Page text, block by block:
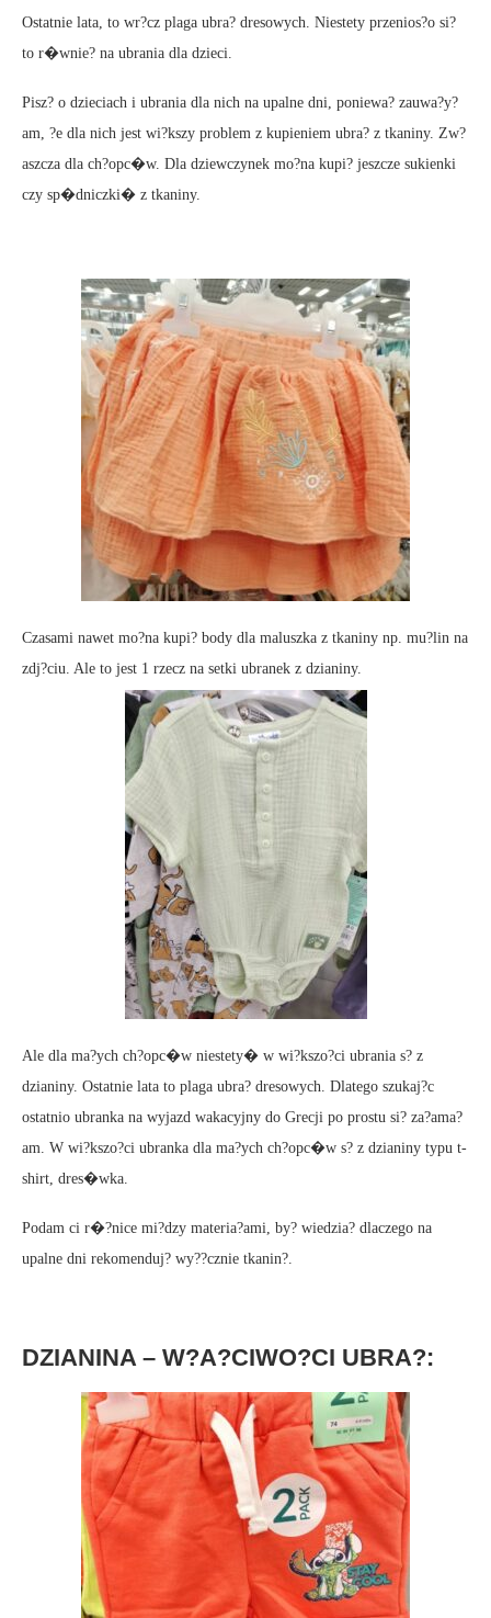
Ostatnie lata, to wr?cz plaga ubra? dresowych. Niestety przenios?o si?
to r�wnie? na ubrania dla dzieci.
Pisz? o dzieciach i ubrania dla nich na upalne dni, poniewa? zauwa?y?
am, ?e dla nich jest wi?kszy problem z kupieniem ubra? z tkaniny. Zw?
aszcza dla ch?opc�w. Dla dziewczynek mo?na kupi? jeszcze sukienki
czy sp�dniczki� z tkaniny.
Czasami nawet mo?na kupi? body dla maluszka z tkaniny np. mu?lin na
zdj?ciu. Ale to jest 1 rzecz na setki ubranek z dzianiny.
Ale dla ma?ych ch?opc�w niestety� w wi?kszo?ci ubrania s? z
dzianiny. Ostatnie lata to plaga ubra? dresowych. Dlatego szukaj?c
ostatnio ubranka na wyjazd wakacyjny do Grecji po prostu si? za?ama?
am. W wi?kszo?ci ubranka dla ma?ych ch?opc�w s? z dzianiny typu t-
shirt, dres�wka.
Podam ci r�?nice mi?dzy materia?ami, by? wiedzia? dlaczego na
upalne dni rekomenduj? wy??cznie tkanin?.
DZIANINA – W?A?CIWO?CI UBRA?: